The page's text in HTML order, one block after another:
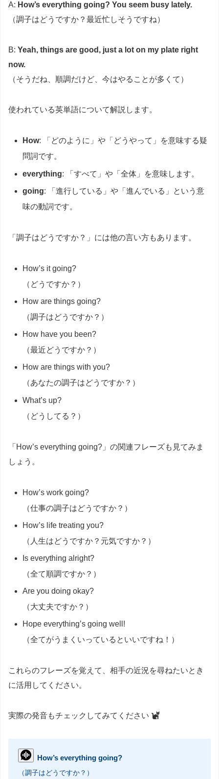
A: How’s everything going? You seem busy lately.
（調子はどうですか？最近忙しそうですね）
B: Yeah, things are good, just a lot on my plate right
now.
（そうだね、順調だけど、今はやることが多くて）
使われている英単語について解説します。
How: 「どのように」や「どうやって」を意味する疑
問詞です。
everything: 「すべて」や「全体」を意味します。
going: 「進行している」や「進んでいる」という意
味の動詞です。
「調子はどうですか？」には他の言い方もあります。
How’s it going?
（どうですか？）
How are things going?
（調子はどうですか？）
How have you been?
（最近どうですか？）
How are things with you?
（あなたの調子はどうですか？）
What’s up?
（どうしてる？）
「How’s everything going?」の関連フレーズも見てみま
しょう。
How’s work going?
（仕事の調子はどうですか？）
How’s life treating you?
（人生はどうですか？元気ですか？）
Is everything alright?
（全て順調ですか？）
Are you doing okay?
（大丈夫ですか？）
Hope everything’s going well!
（全てがうまくいっているといいですね！）
これらのフレーズを覚えて、相手の近況を尋ねたいとき
に活用してください。
実際の発音もチェックしてみてください
How’s everything going?
（調子はどうですか？）